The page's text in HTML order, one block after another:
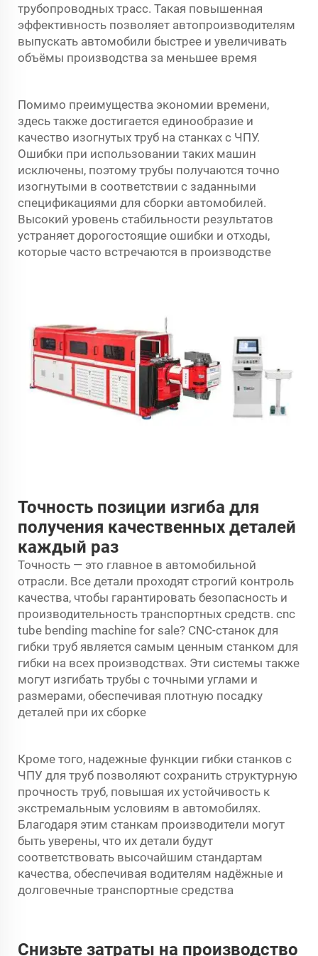
трубопроводных трасс. Такая повышенная
эффективность позволяет автопроизводителям
выпускать автомобили быстрее и увеличивать
объёмы производства за меньшее время
Помимо преимущества экономии времени,
здесь также достигается единообразие и
качество изогнутых труб на станках с ЧПУ.
Ошибки при использовании таких машин
исключены, поэтому трубы получаются точно
изогнутыми в соответствии с заданными
спецификациями для сборки автомобилей.
Высокий уровень стабильности результатов
устраняет дорогостоящие ошибки и отходы,
которые часто встречаются в производстве
Точность позиции изгиба для
получения качественных деталей
каждый раз
Точность — это главное в автомобильной
отрасли. Все детали проходят строгий контроль
качества, чтобы гарантировать безопасность и
производительность транспортных средств. cnc
tube bending machine for sale? CNC-станок для
гибки труб является самым ценным станком для
гибки на всех производствах. Эти системы также
могут изгибать трубы с точными углами и
размерами, обеспечивая плотную посадку
деталей при их сборке
Кроме того, надежные функции гибки станков с
ЧПУ для труб позволяют сохранить структурную
прочность труб, повышая их устойчивость к
экстремальным условиям в автомобилях.
Благодаря этим станкам производители могут
быть уверены, что их детали будут
соответствовать высочайшим стандартам
качества, обеспечивая водителям надёжные и
долговечные транспортные средства
Снизьте затраты на производство